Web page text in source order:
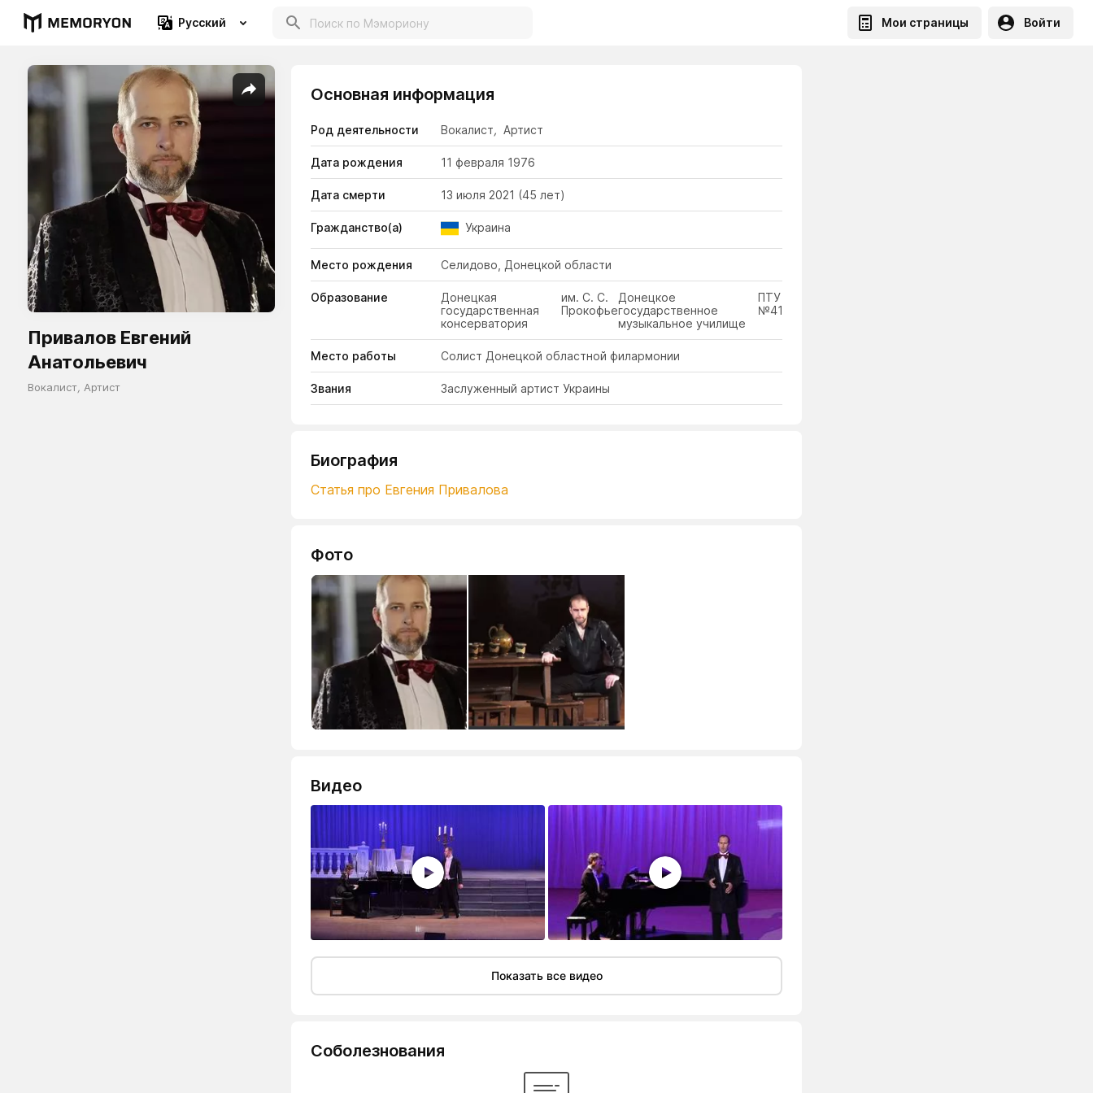
Русский Мои страницы Войти
Привалов Евгений
Анатольевич
Вокалист, Артист
Основная информация
Род деятельности Вокалист, Артист
Дата рождения 11 февраля 1976
Дата смерти 13 июля 2021 (45 лет)
Гражданство(а) Украина
Место рождения Селидово, Донецкой области
Образование
Донецкая
государственная
консерватория
им. С. С.
Прокофьева
Донецкое
государственное
музыкальное училище
ПТУ
№41
Место работы Солист Донецкой областной филармонии
Звания Заслуженный артист Украины
Биография
Статья про Евгения Привалова
Фото
Видео
Показать все видео
Соболезнования